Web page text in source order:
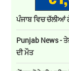
ਪੰਜਾਬ ਵਿਚ ਚੱਲੀਆਂ
Punjab News -
ਦੀ ਮੌਤ